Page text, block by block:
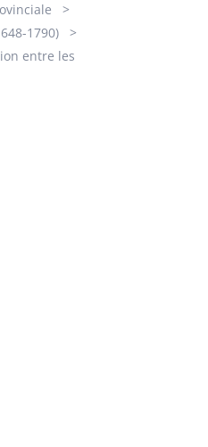
1790)
entre les